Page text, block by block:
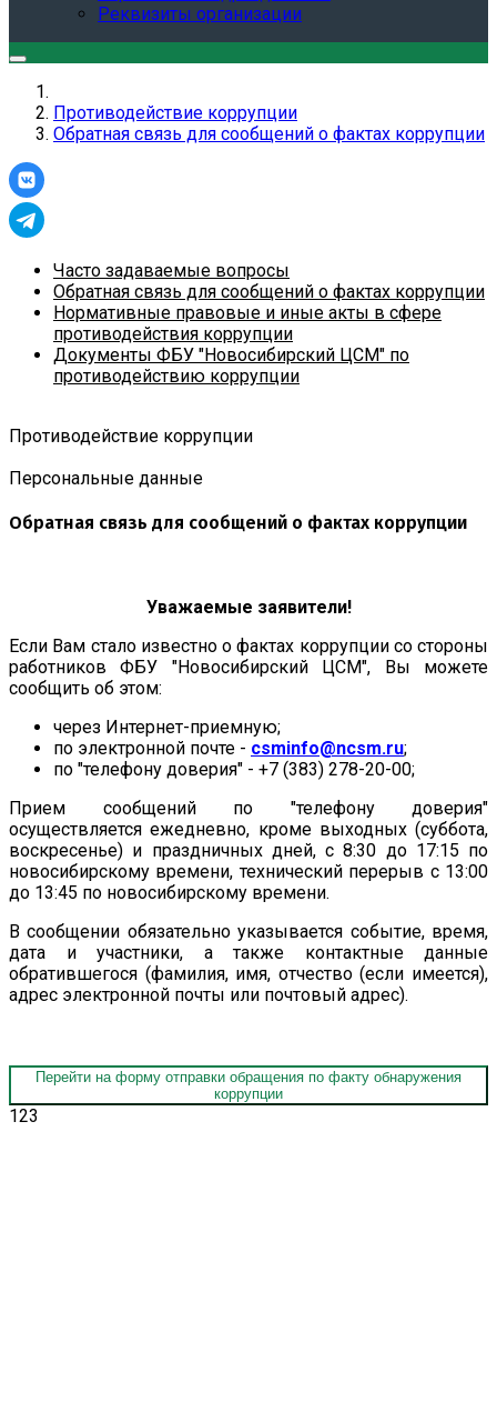
Реквизиты организации
Противодействие коррупции
Обратная связь для сообщений о фактах коррупции
Часто задаваемые вопросы
Обратная связь для сообщений о фактах коррупции
Нормативные правовые и иные акты в сфере
противодействия коррупции
Документы ФБУ "Новосибирский ЦСМ" по
противодействию коррупции
Противодействие коррупции
Персональные данные
Обратная связь для сообщений о фактах коррупции
Уважаемые заявители!
Если Вам стало известно о фактах коррупции со стороны
работников ФБУ "Новосибирский ЦСМ", Вы можете
сообщить об этом:
через Интернет-приемную;
по электронной почте - csminfo@ncsm.ru;
по "телефону доверия" - +7 (383) 278-20-00;
Прием сообщений по "телефону доверия"
осуществляется ежедневно, кроме выходных (суббота,
воскресенье) и праздничных дней, с 8:30 до 17:15 по
новосибирскому времени, технический перерыв с 13:00
до 13:45 по новосибирскому времени.
В сообщении обязательно указывается событие, время,
дата и участники, а также контактные данные
обратившегося (фамилия, имя, отчество (если имеется),
адрес электронной почты или почтовый адрес).
Перейти на форму отправки обращения по факту обнаружения
коррупции
123